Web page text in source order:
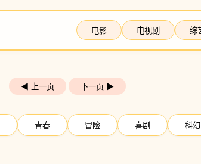
电影 电视剧 综
◀ 上一页 下一页 ▶
青春 冒险 喜剧 科幻